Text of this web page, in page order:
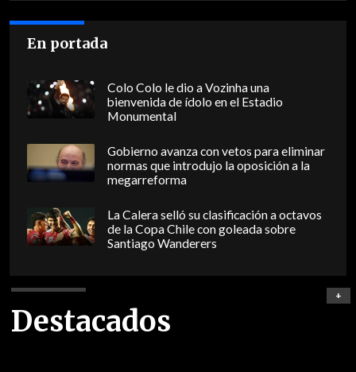
En portada
Colo Colo le dio a Vozinha una
bienvenida de ídolo en el Estadio
Monumental
Gobierno avanza con vetos para eliminar
normas que introdujo la oposición a la
megarreforma
La Calera selló su clasificación a octavos
de la Copa Chile con goleada sobre
Santiago Wanderers
Destacados
+